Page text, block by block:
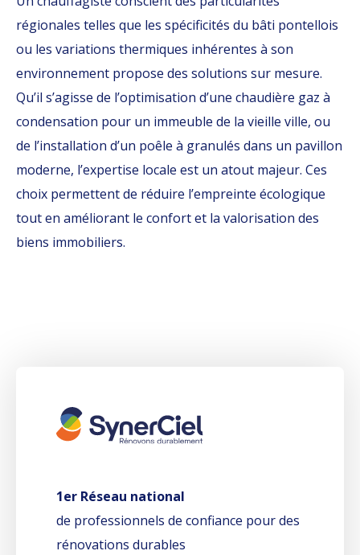
régionales telles que les spécificités du bâti pontellois
ou les variations thermiques inhérentes à son
environnement propose des solutions sur mesure.
Qu’il s’agisse de l’optimisation d’une chaudière gaz à
condensation pour un immeuble de la vieille ville, ou
de l’installation d’un poêle à granulés dans un pavillon
moderne, l’expertise locale est un atout majeur. Ces
choix permettent de réduire l’empreinte écologique
tout en améliorant le confort et la valorisation des
biens immobiliers.
1er Réseau national
de professionnels de confiance pour des
rénovations durables